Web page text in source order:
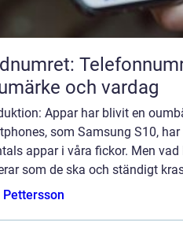
och vardag
Appar har blivit en
som Samsung S10,
appar i våra fickor. Men
som de ska och ständigt